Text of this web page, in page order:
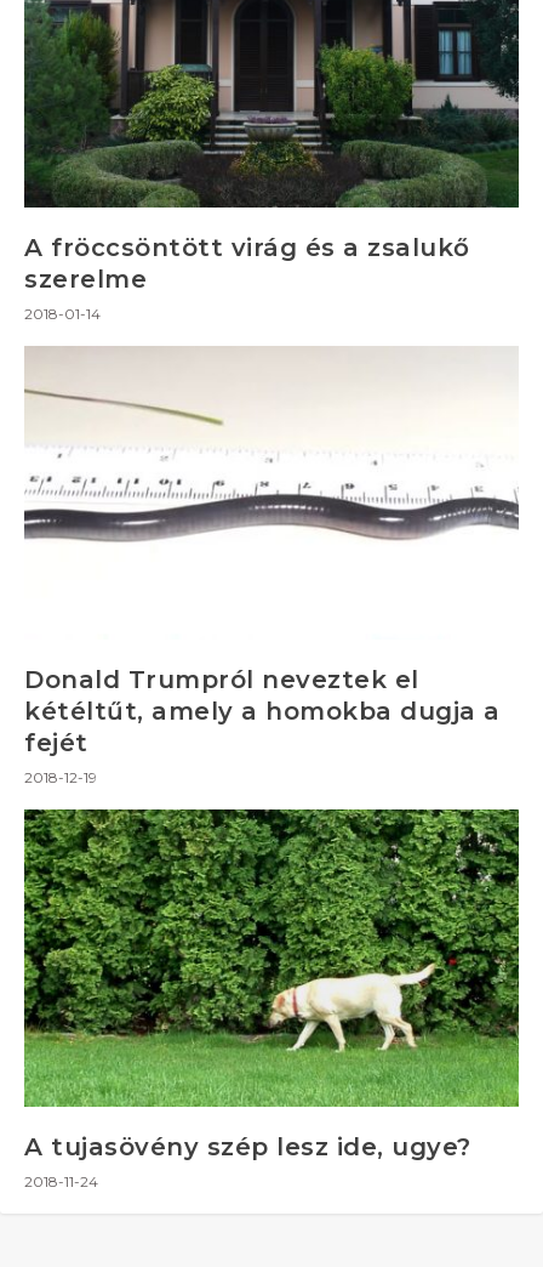
A fröccsöntött virág és a zsalukő
szerelme
2018-01-14
Donald Trumpról neveztek el
kétéltűt, amely a homokba dugja a
fejét
2018-12-19
A tujasövény szép lesz ide, ugye?
2018-11-24